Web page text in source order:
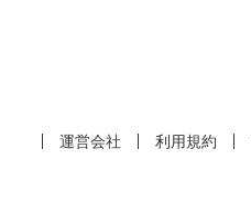
運営会社 利用規約